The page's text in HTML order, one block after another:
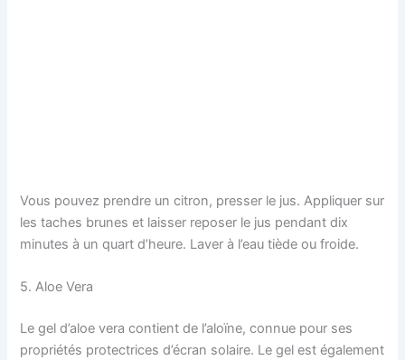
Vous pouvez prendre un citron, presser le jus. Appliquer sur
les taches brunes et laisser reposer le jus pendant dix
minutes à un quart d’heure. Laver à l’eau tiède ou froide.
5. Aloe Vera
Le gel d’aloe vera contient de l’aloïne, connue pour ses
propriétés protectrices d’écran solaire. Le gel est également